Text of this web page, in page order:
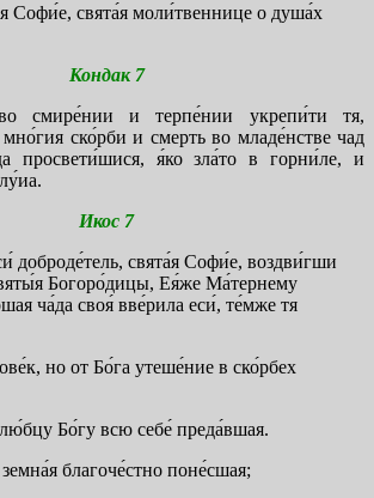
Софи́е, свята́я моли́твеннице о душа́х
Кондак 7
смире́нии и терпе́нии укрепи́ти тя,
ско́рби и смерть во младе́нстве чад
просвети́шися, я́ко зла́то в горни́ле, и
Икос 7
доброде́тель, свята́я Софи́е, воздви́гши
Богоро́дицы, Ея́же Ма́тернему
ча́да своя́ вве́рила еси́, те́мже тя
но от Бо́га утеше́ние в ско́рбех
Бо́гу всю себе́ преда́вшая.
благоче́стно поне́сшая;